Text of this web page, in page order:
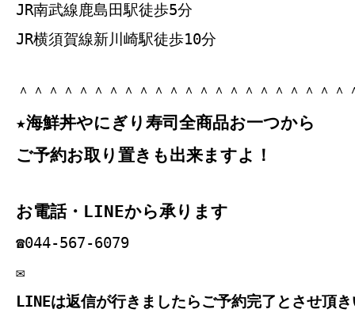
JR南武線鹿島田駅徒歩5分
JR横須賀線新川崎駅徒歩10分
＾＾＾＾＾＾＾＾＾＾＾＾＾＾＾＾＾＾＾＾＾
★海鮮丼やにぎり寿司全商品お一つから
ご予約お取り置きも出来ますよ！
お電話・LINEから承ります
☎044‐567‐6079
✉
LINEは返信が行きましたらご予約完了とさせ頂